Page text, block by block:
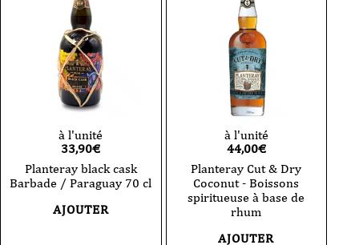
à l'unité
33,90€
Planteray black cask
Barbade / Paraguay 70 cl
AJOUTER
à l'unité
44,00€
Planteray Cut & Dry
Coconut - Boissons
spiritueuse à base de
rhum
AJOUTER